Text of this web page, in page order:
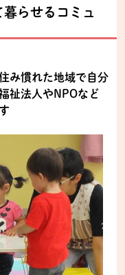
らせるコミュ
み慣れた地域で自分
祉法人やNPOなど